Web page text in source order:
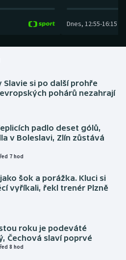
Dnes, 12:55-16:15
Slavie si po další prohře
pohárů nezahrají
padlo deset gólů,
v Boleslavi, Zlín zůstává
7 hod
jako šok a porážka. Kluci si
vyříkali, řekl trenér Plzně
roku je podeváté
Čechová slaví poprvé
8 hod